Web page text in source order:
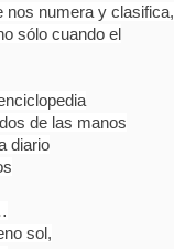
nos numera y clasifica,
sólo cuando el
de las manos
diario
sol,